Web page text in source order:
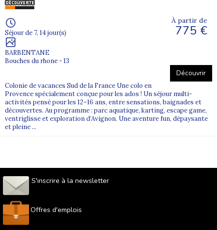
Séjour de 7, 14 jour(s)
BARBENTANE
Bouches du rhone - 13
À partir de
775 €
Découvrir
Colonie de vacances Sud de la France Une colo en
Provence spécialement conçue pour les ados ! Un séjour multi-
activités pensé pour les 12–16 ans, entre sensations, baignades et
découvertes. Au programme : parc aquatique, karting, escape game,
ventriglisse et exploration d’Avignon. Une aventure fun, dépaysante
et pleine ...
S'inscrire à la newsletter
Offres d'emplois